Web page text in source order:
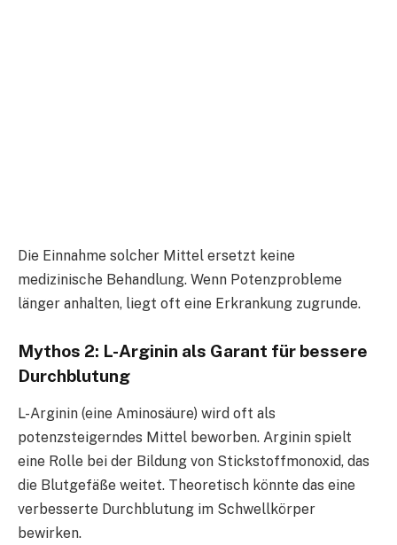
Die Einnahme solcher Mittel ersetzt keine
medizinische Behandlung. Wenn Potenzprobleme
länger anhalten, liegt oft eine Erkrankung zugrunde.
Mythos 2: L-Arginin als Garant für bessere
Durchblutung
L-Arginin (eine Aminosäure) wird oft als
potenzsteigerndes Mittel beworben. Arginin spielt
eine Rolle bei der Bildung von Stickstoffmonoxid, das
die Blutgefäße weitet. Theoretisch könnte das eine
verbesserte Durchblutung im Schwellkörper
bewirken.